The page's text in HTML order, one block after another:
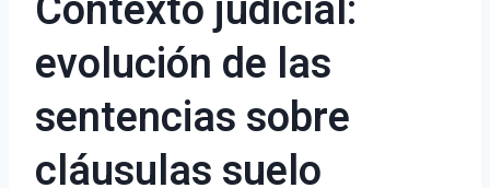
evolución de las
sentencias sobre
cláusulas suelo